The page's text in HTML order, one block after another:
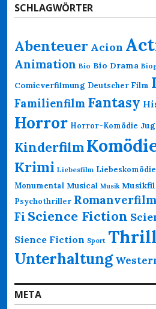
SCHLAGWÖRTER
Abenteuer Acion
Animation Bio Bio Drama
Comicverfilmung Deutscher Film
Familienfilm Fantasy
Horror Horror-Komödie
Kinderfilm
Krimi Liebesfilm Liebeskomödie
Monumental Musical Musik
Psychothriller
Fi Science Fiction
Sience Fiction Sport
Unterhaltung
META